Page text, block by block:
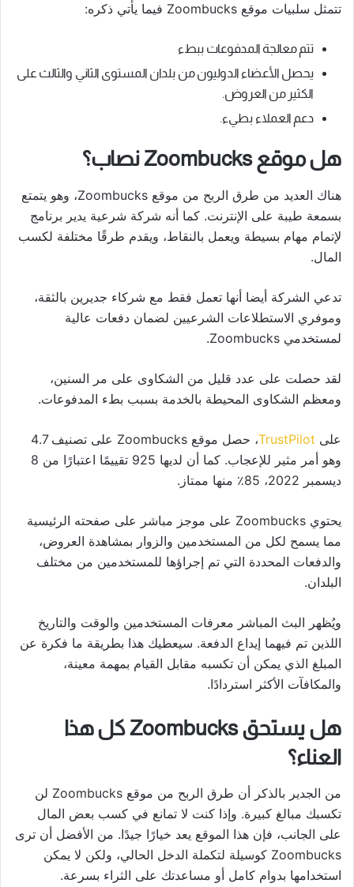
تتمثل سلبيات موقع Zoombucks فيما يأتي ذكره:
تتم معالجة المدفوعات ببطء
يحصل الأعضاء الدوليون من بلدان المستوى الثاني والثالث على
الكثير من العروض.
دعم العملاء بطيء.
هل موقع Zoombucks نصاب؟
هناك العديد من طرق الربح من موقع Zoombucks، وهو يتمتع
بسمعة طيبة على الإنترنت. كما أنه شركة شرعية يدير برنامج
لإتمام مهام بسيطة ويعمل بالنقاط، ويقدم طرقًا مختلفة لكسب
المال.
تدعي الشركة أيضا أنها تعمل فقط مع شركاء جديرين بالثقة،
وموفري الاستطلاعات الشرعيين لضمان دفعات عالية
لمستخدمي Zoombucks.
لقد حصلت على عدد قليل من الشكاوى على مر السنين،
ومعظم الشكاوى المحيطة بالخدمة بسبب بطء المدفوعات.
على TrustPilot
، حصل موقع Zoombucks على تصنيف 4.7
وهو أمر مثير للإعجاب. كما أن لديها 925 تقييمًا اعتبارًا من 8
ديسمبر 2022، 85٪ منها ممتاز.
يحتوي Zoombucks على موجز مباشر على صفحته الرئيسية
مما يسمح لكل من المستخدمين والزوار بمشاهدة العروض،
والدفعات المحددة التي تم إجراؤها للمستخدمين من مختلف
البلدان.
ويُظهر البث المباشر معرفات المستخدمين والوقت والتاريخ
اللذين تم فيهما إيداع الدفعة. سيعطيك هذا بطريقة ما فكرة عن
المبلغ الذي يمكن أن تكسبه مقابل القيام بمهمة معينة،
والمكافآت الأكثر استردادًا.
هل يستحق Zoombucks كل هذا
العناء؟
من الجدير بالذكر أن طرق الربح من موقع Zoombucks لن
تكسبك مبالغ كبيرة. وإذا كنت لا تمانع في كسب بعض المال
على الجانب، فإن هذا الموقع يعد خيارًا جيدًا. من الأفضل أن ترى
Zoombucks كوسيلة لتكملة الدخل الحالي، ولكن لا يمكن
استخدامها بدوام كامل أو مساعدتك على الثراء بسرعة.